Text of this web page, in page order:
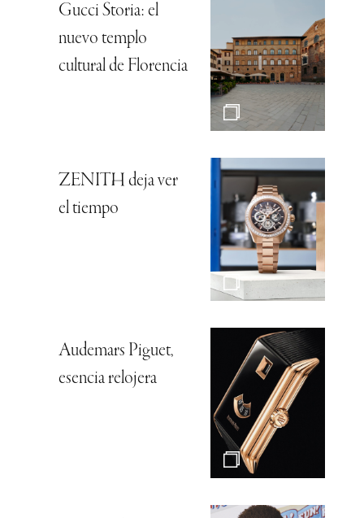
Gucci Storia: el
nuevo templo
cultural de Florencia
ZENITH deja ver
el tiempo
Audemars Piguet,
esencia relojera